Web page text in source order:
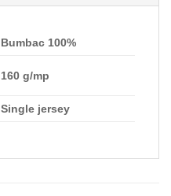
Bumbac 100%
160 g/mp
Single jersey